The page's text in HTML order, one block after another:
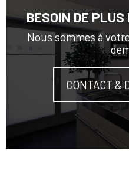
BESOIN DE
Nous sommes à
CONTACT